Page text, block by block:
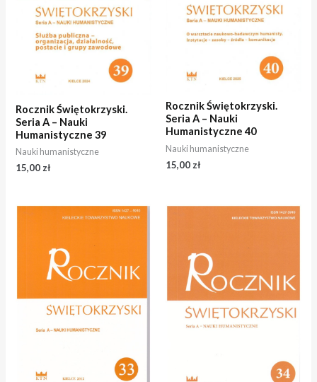
Rocznik Świętokrzyski.
Seria A – Nauki
Humanistyczne 39
Nauki humanistyczne
15,00zł
Rocznik Świętokrzyski.
Seria A – Nauki
Humanistyczne 40
Nauki humanistyczne
15,00 zł